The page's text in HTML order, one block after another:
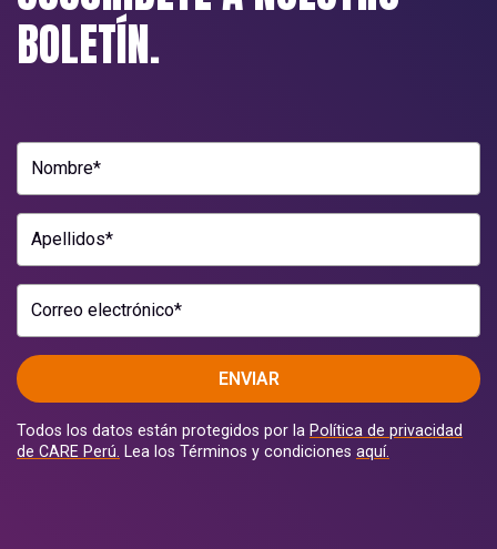
BOLETÍN.
Nombre*
Apellidos*
Correo electrónico*
ENVIAR
Todos los datos están protegidos por la Política de privacidad
de CARE Perú.
Lea los Términos y condiciones aquí.